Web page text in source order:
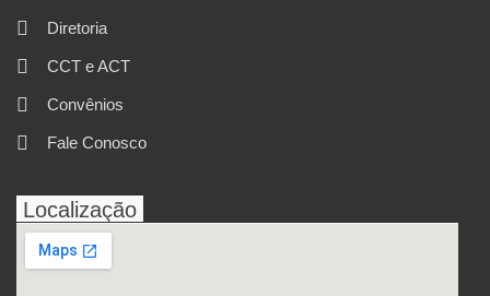
Diretoria
CCT e ACT
Convênios
Fale Conosco
Localização